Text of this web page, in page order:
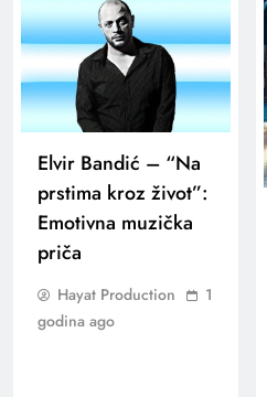
Elvir Bandić – “Na
prstima kroz život”:
Emotivna muzička
priča
Hayat Production
1
godina ago